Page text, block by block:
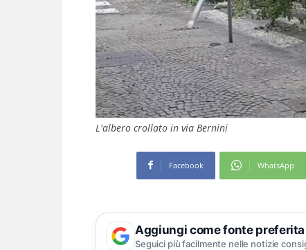
L'albero crollato in via Bernini
Facebook WhatsApp
Aggiungi come fonte preferita
Seguici più facilmente nelle notizie